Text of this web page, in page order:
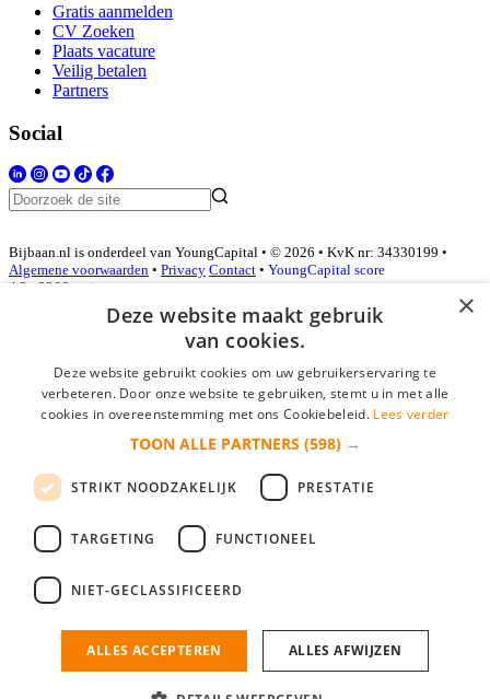
Gratis aanmelden
CV Zoeken
Plaats vacature
Veilig betalen
Partners
Social
Bijbaan.nl is onderdeel van YoungCapital • © 2026 • KvK nr: 34330199 •
Algemene voorwaarden • Privacy Contact • YoungCapital score
4.3 - 3366 reviews
Inloggen als bedrijf
*
login gegevens onthouden
login
Bedrijf aanmelden
nieuwe collega/werknemer zo gevonden!
×
Deze website maakt gebruik
van cookies.
Deze website gebruikt cookies om uw gebruikerservaring te
verbeteren. Door onze website te gebruiken, stemt u in met alle
cookies in overeenstemming met ons Cookiebeleid. Lees verder
TOON ALLE PARTNERS (598) →
STRIKT NOODZAKELIJK PRESTATIE
TARGETING FUNCTIONEEL
NIET-GECLASSIFICEERD
ALLES ACCEPTEREN ALLES AFWIJZEN